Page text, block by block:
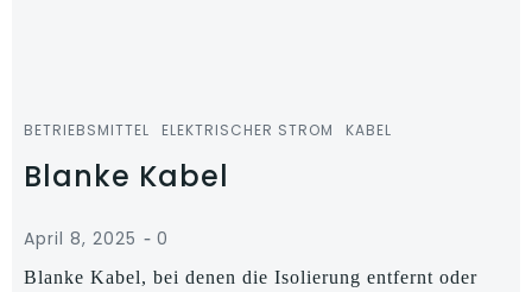
BETRIEBSMITTEL ELEKTRISCHER STROM KABEL
Blanke Kabel
April 8, 2025 - 0
Blanke Kabel, bei denen die Isolierung entfernt oder